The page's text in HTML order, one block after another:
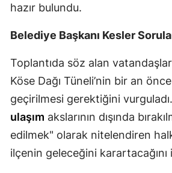
Muş
hazır bulundu.
Belediye Başkanı Kesler
Toplantıda söz alan
Köse Dağı Tüneli’nin bir an
geçirilmesi gerektiğini
ulaşım akslarının dışında
edilmek" olarak nitelendiren
ilçenin geleceğini